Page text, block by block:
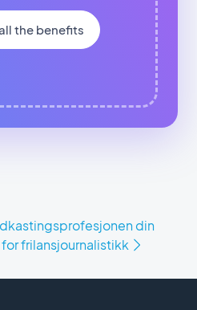
the benefits
din
frilansjournalistikk